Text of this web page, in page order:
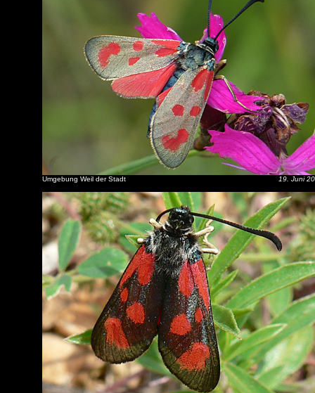
Umgebung Weil der Stadt 19. Juni